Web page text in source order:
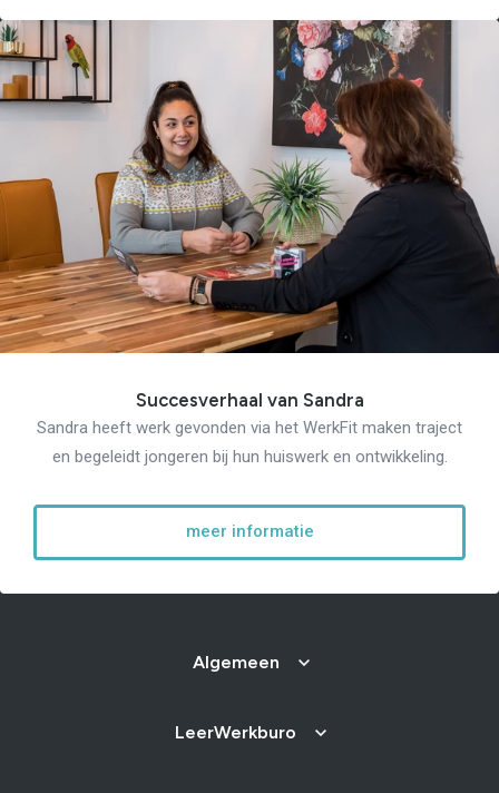
Succesverhaal van Sandra
Sandra heeft werk gevonden via het WerkFit maken traject
en begeleidt jongeren bij hun huiswerk en ontwikkeling.
meer informatie
Algemeen
LeerWerkburo